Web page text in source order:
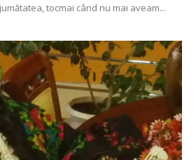
tocmai când nu mai aveam...